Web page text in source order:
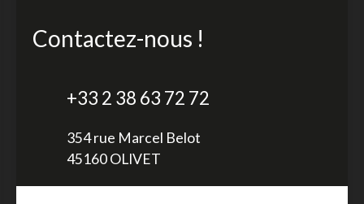
Contactez-nous !
+33 2 38 63 72 72
354 rue Marcel Belot
45160 OLIVET